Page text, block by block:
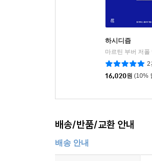
보편적 틀 위에 문화적 특
- 《폴리티컬 테올로지》
하시디즘
2
16,020원 (10%
배송/반품/교환 안내
배송 안내